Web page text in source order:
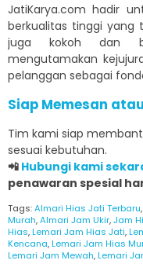
JatiKarya.com hadir
berkualitas tinggi yang
juga kokoh dan
mengutamakan
pelanggan sebagai
Siap Memesan
Tim kami siap
sesuai kebutuhan.
📲 Hubungi kami
penawaran spesial
Tags:Almari Hias Jati Terbaru,
Murah,Almari Jam Ukir,Jam
Hias,Lemari Jam Hias Jati,
Kencana,Lemari Jam Hias
Lemari Jam Mewah,Lemari